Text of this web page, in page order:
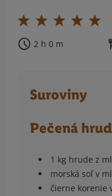
2 h 0 m
Suroviny
Pečená hruď
1 kg hrude z
morská soľ v
čierne korenie